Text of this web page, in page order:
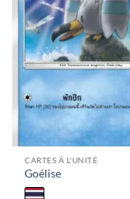
CARTES À L'UNITÉ
Goélise